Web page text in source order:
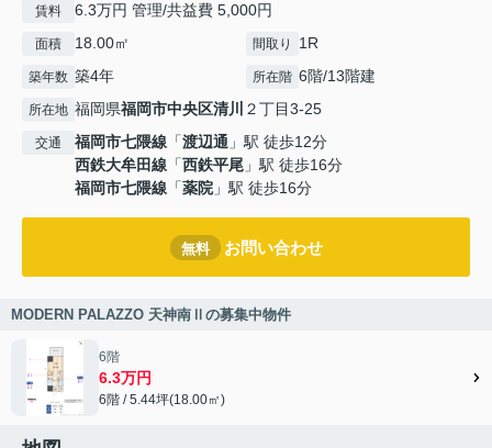
賃料 6.3万円 管理/共益費 5,000円
面積 18.00㎡ 間取り 1R
築年数 築4年 所在階 6階/13階建
所在地 福岡県福岡市中央区清川 ２丁目3-25
交通 福岡市七隈線 「渡辺通 」駅 徒歩12分
西鉄大牟田線 「西鉄平尾 」駅 徒歩16分
福岡市七隈線 「薬院 」駅 徒歩16分
無料 お問い合わせ
MODERN PALAZZO 天神南Ⅱの募集中物件
6階
6.3万円
6階 / 5.44坪(18.00㎡)